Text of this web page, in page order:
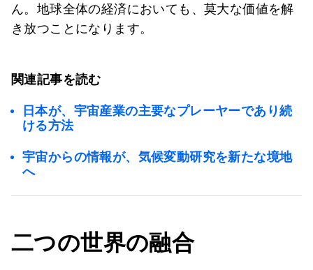
ん。地球全体の経済においても、莫大な価値を解
き放つことになります。
関連記事を読む
日本が、宇宙産業の主要なプレーヤーであり続
ける方法
宇宙からの情報が、気候変動研究を新たな境地
へ
二つの世界の融合